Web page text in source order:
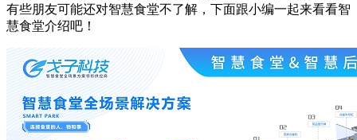
有些朋友可能还对智慧食堂不了解，下面跟小编一起来看看智
慧食堂介绍吧！